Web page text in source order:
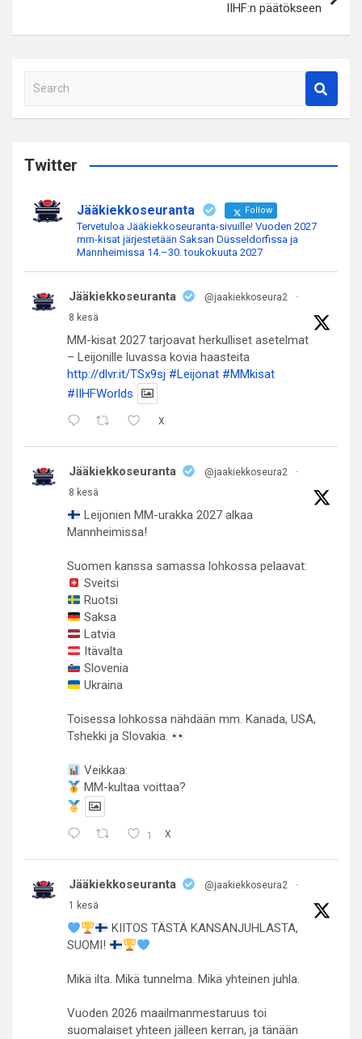
IIHF:n päätökseen
a
c
Twitter
Jääkiekkoseuranta Follow
Tervetuloa Jääkiekkoseuranta-sivuille! Vuoden 2027
mm-kisat järjestetään Saksan Düsseldorfissa ja
Mannheimissa 14.–30. toukokuuta 2027
Jääkiekkoseuranta @jaakiekkoseura2
·
8 kesä
MM-kisat 2027 tarjoavat herkulliset asetelmat
– Leijonille luvassa kovia haasteita
http://dlvr.it/TSx9sj #Leijonat #MMkisat
#IIHFWorlds
X
Jääkiekkoseuranta @jaakiekkoseura2
·
8 kesä
Leijonien MM-urakka 2027 alkaa
Mannheimissa!
Suomen kanssa samassa lohkossa pelaavat:
Sveitsi
Ruotsi
Saksa
Latvia
Itävalta
Slovenia
Ukraina
Toisessa lohkossa nähdään mm. Kanada, USA,
Tshekki ja Slovakia.
Veikkaa:
MM-kultaa voittaa?
1 X
Jääkiekkoseuranta @jaakiekkoseura2
·
1 kesä
KIITOS TÄSTÄ KANSANJUHLASTA,
SUOMI!
Mikä ilta. Mikä tunnelma. Mikä yhteinen juhla.
Vuoden 2026 maailmanmestaruus toi
suomalaiset yhteen jälleen kerran, ja tänään